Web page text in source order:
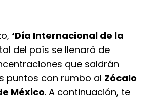
‘Día Internacional de la
del país se llenará de
que saldrán
puntos con rumbo al Zócalo
México. A continuación, te